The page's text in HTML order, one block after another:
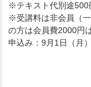
※テキスト代別途500
※受講料は非会員（
の方は会員費2000円
申込み：9月1日（月